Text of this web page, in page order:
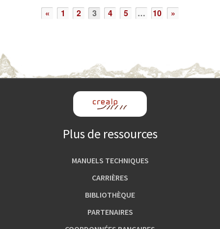
« 1 2 3 4 5 … 10 »
Plus de ressources
MANUELS TECHNIQUES
CARRIÈRES
BIBLIOTHÈQUE
PARTENAIRES